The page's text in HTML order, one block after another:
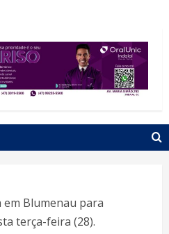
em Blumenau para
terça-feira (28).